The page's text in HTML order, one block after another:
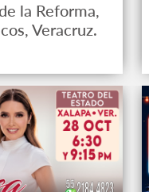
la Reforma,
Veracruz.